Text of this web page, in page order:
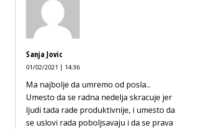
Sanja Jovic
01/02/2021 | 14:36
Ma najbolje da umremo od posla...
Umesto da se radna nedelja skracuje jer
ljudi tada rade produktivnije, i umesto da
se uslovi rada poboljsavaju i da se prava